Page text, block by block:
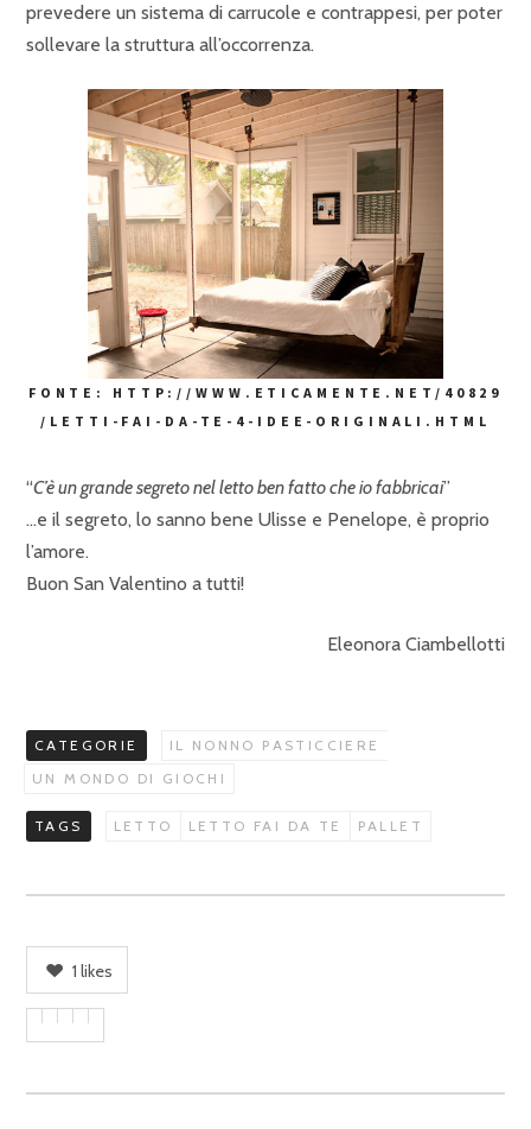
prevedere un sistema di carrucole e contrappesi, per poter
sollevare la struttura all’occorrenza.
FONTE: HTTP://WWW.ETICAMENTE.NET/40829
/LETTI-FAI-DA-TE-4-IDEE-ORIGINALI.HTML
“C’è un grande segreto nel letto ben fatto che io fabbricai”
…e il segreto, lo sanno bene Ulisse e Penelope, è proprio
l’amore.
Buon San Valentino a tutti!
Eleonora Ciambellotti
CATEGORIE
IL NONNO PASTICCIERE
UN MONDO DI GIOCHI
TAGS LETTO LETTO FAI DA TE PALLET
1 likes